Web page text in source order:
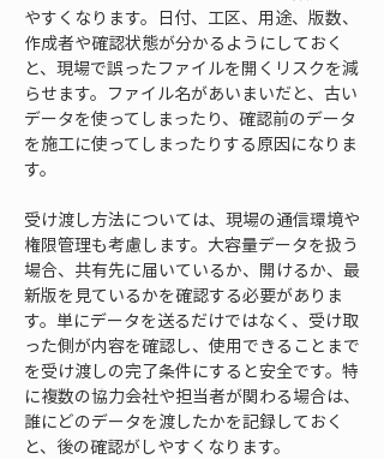
やすくなります。日付、工区、用途、版数、
作成者や確認状態が分かるようにしておく
と、現場で誤ったファイルを開くリスクを減
らせます。ファイル名があいまいだと、古い
データを使ってしまったり、確認前のデータ
を施工に使ってしまったりする原因になりま
す。
受け渡し方法については、現場の通信環境や
権限管理も考慮します。大容量データを扱う
場合、共有先に届いているか、開けるか、最
新版を見ているかを確認する必要がありま
す。単にデータを送るだけではなく、受け取
った側が内容を確認し、使用できることまで
を受け渡しの完了条件にすると安全です。特
に複数の協力会社や担当者が関わる場合は、
誰にどのデータを渡したかを記録しておく
と、後の確認がしやすくなります。